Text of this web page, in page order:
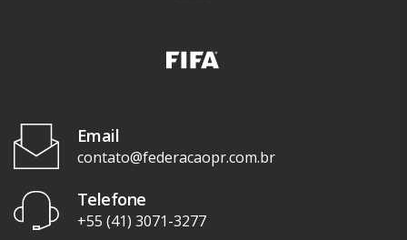
Email
contato@federacaopr.com.br
Telefone
+55 (41) 3071-3277